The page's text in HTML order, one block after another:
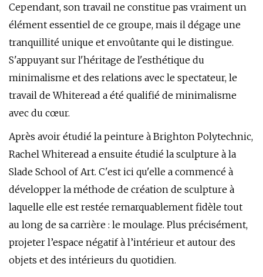
Cependant, son travail ne constitue pas vraiment un
élément essentiel de ce groupe, mais il dégage une
tranquillité unique et envoûtante qui le distingue.
S'appuyant sur l'héritage de l'esthétique du
minimalisme et des relations avec le spectateur, le
travail de Whiteread a été qualifié de minimalisme
avec du cœur.
Après avoir étudié la peinture à Brighton Polytechnic,
Rachel Whiteread a ensuite étudié la sculpture à la
Slade School of Art. C'est ici qu'elle a commencé à
développer la méthode de création de sculpture à
laquelle elle est restée remarquablement fidèle tout
au long de sa carrière : le moulage. Plus précisément,
projeter l’espace négatif à l’intérieur et autour des
objets et des intérieurs du quotidien.